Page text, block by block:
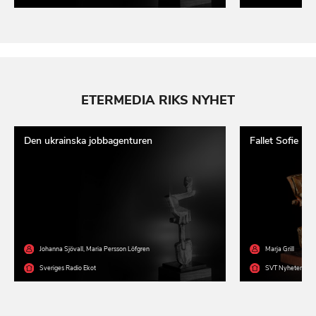
ETERMEDIA RIKS NYHET
Den ukrainska jobbagenturen
Johanna Sjövall , Maria Persson Löfgren
Sveriges Radio Ekot
Fallet Sofie
Marja Grill
SVT Nyheter,